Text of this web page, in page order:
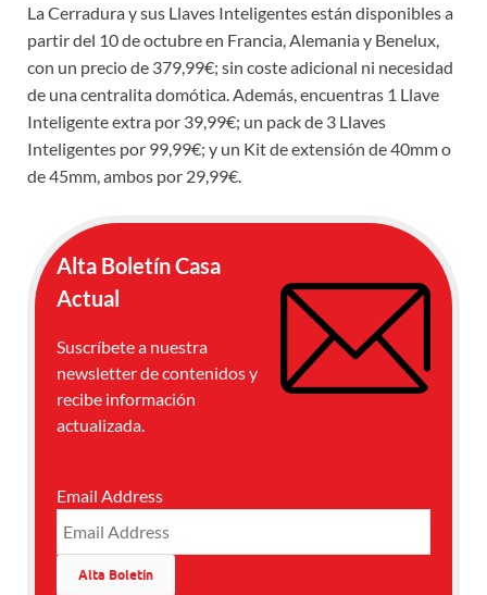
La Cerradura y sus Llaves Inteligentes están disponibles a
partir del 10 de octubre en Francia, Alemania y Benelux,
con un precio de 379,99€; sin coste adicional ni necesidad
de una centralita domótica. Además, encuentras 1 Llave
Inteligente extra por 39,99€; un pack de 3 Llaves
Inteligentes por 99,99€; y un Kit de extensión de 40mm o
de 45mm, ambos por 29,99€.
Alta Boletín Casa
Actual
Suscríbete a nuestra
newsletter de contenidos y
recibe información
actualizada.
Email Address